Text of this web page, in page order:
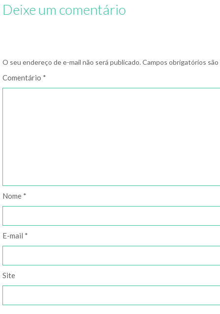
Deixe um comentário
O seu endereço de e-mail não será publicado. Campos obrigatórios
Comentário *
Nome *
E-mail *
Site